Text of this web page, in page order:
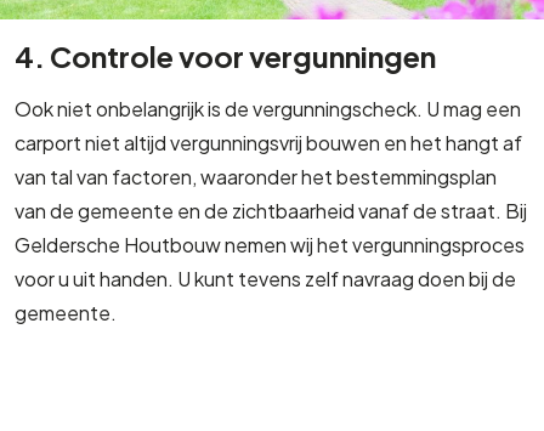
4. Controle voor vergunningen
Ook niet onbelangrijk is de vergunningscheck. U mag een
carport niet altijd vergunningsvrij bouwen en het hangt af
van tal van factoren, waaronder het bestemmingsplan
van de gemeente en de zichtbaarheid vanaf de straat. Bij
Geldersche Houtbouw nemen wij het vergunningsproces
voor u uit handen. U kunt tevens zelf navraag doen bij de
gemeente.